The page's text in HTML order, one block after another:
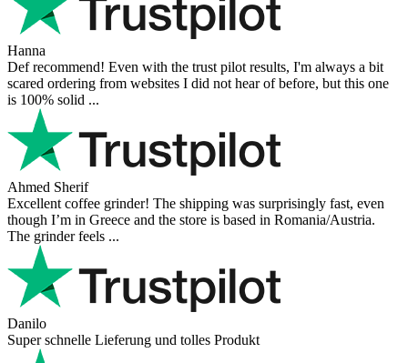
Hanna
Def recommend! Even with the trust pilot results, I'm always a bit
scared ordering from websites I did not hear of before, but this one
is 100% solid ...
Ahmed Sherif
Excellent coffee grinder! The shipping was surprisingly fast, even
though I’m in Greece and the store is based in Romania/Austria.
The grinder feels ...
Danilo
Super schnelle Lieferung und tolles Produkt